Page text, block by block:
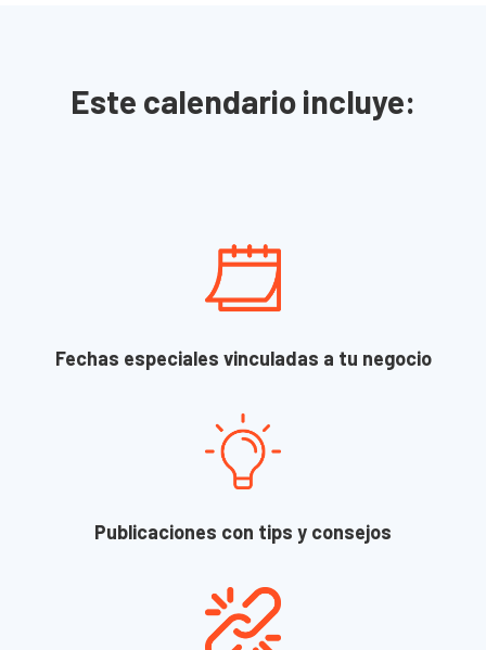
Este calendario incluye:
Fechas especiales vinculadas a tu negocio
Publicaciones con tips y consejos